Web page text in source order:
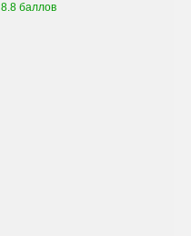
8.8 баллов